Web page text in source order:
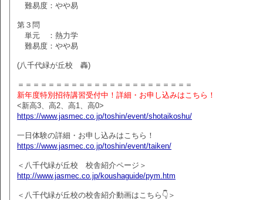
難易度：やや易
第３問
単元 ：熱力学
難易度：やや易
(八千代緑が丘校 轟)
＝＝＝＝＝＝＝＝＝＝＝＝＝＝＝＝＝＝＝＝＝＝＝
新年度特別招待講習受付中！詳細・お申し込みはこちら！
<新高3、高2、高1、高0>
https://www.jasmec.co.jp/toshin/event/shotaikoshu/
一日体験の詳細・お申し込みはこちら！
https://www.jasmec.co.jp/toshin/event/taiken/
＜八千代緑が丘校 校舎紹介ページ＞
http://www.jasmec.co.jp/koushaguide/pym.htm
＜八千代緑が丘校の校舎紹介動画はこちら👇＞